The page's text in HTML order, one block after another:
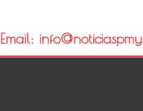
Email: